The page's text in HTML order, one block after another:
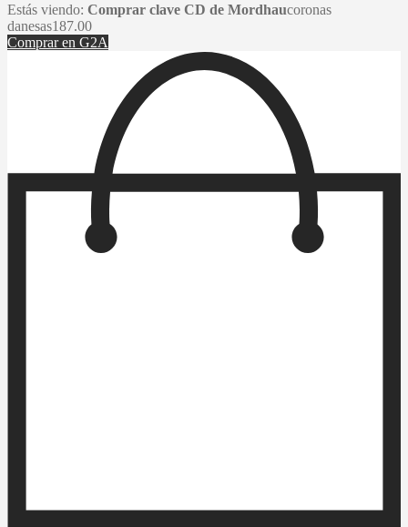
Estás viendo: Comprar clave CD de Mordhaucoronas
danesas187.00
Comprar en G2A